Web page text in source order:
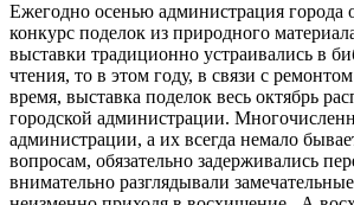
Ежегодно осенью администрация города
конкурс поделок из природного
выставки традиционно устраивались в
чтения, то в этом году, в связи с
время, выставка поделок весь октябрь
городской администрации.
администрации, а их всегда немало
вопросам, обязательно задерживались
внимательно разглядывали